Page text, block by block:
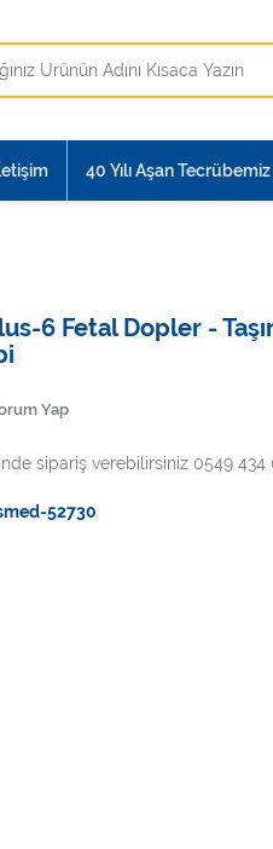
İletişim 40 Yılı Aşan
6 Fetal Dopler -
Yap
sipariş verebilirsiniz 0549 434
52730